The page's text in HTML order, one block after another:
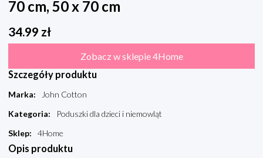
70 cm, 50 x 70 cm
34.99 zł
Zobacz w sklepie 4Home
Szczegóły produktu
Marka:
John Cotton
Kategoria:
Poduszki dla dzieci i niemowląt
Sklep: 4Home
Opis produktu